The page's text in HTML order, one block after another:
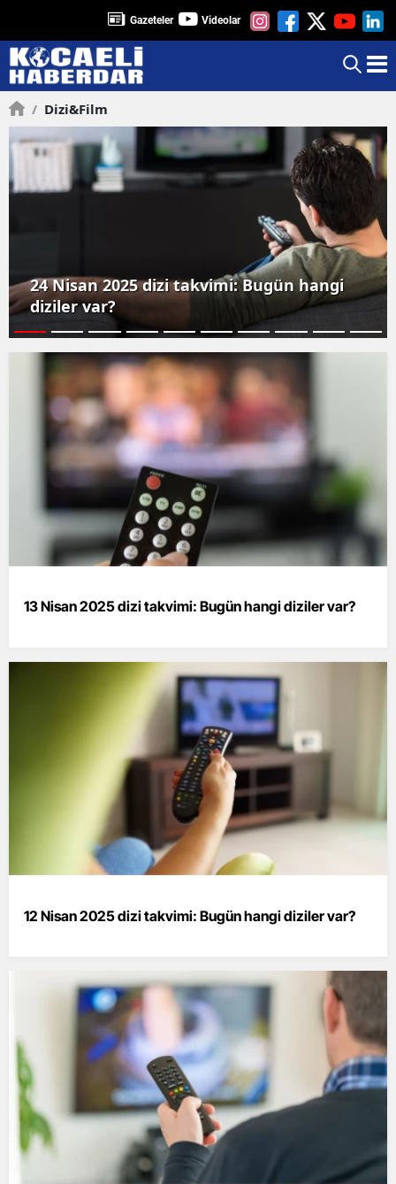
Gazeteler Videolar
/ Dizi&film
24 Nisan 2025 dizi takvimi: Bugün hangi
diziler var?
13 Nisan 2025 dizi takvimi: Bugün hangi diziler var?
12 Nisan 2025 dizi takvimi: Bugün hangi diziler var?